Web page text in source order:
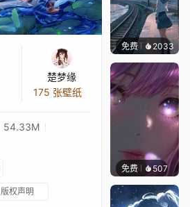
楚梦缘
175 张壁纸
54.33M
版权声明
免费 2033辰东
免费 507辰东